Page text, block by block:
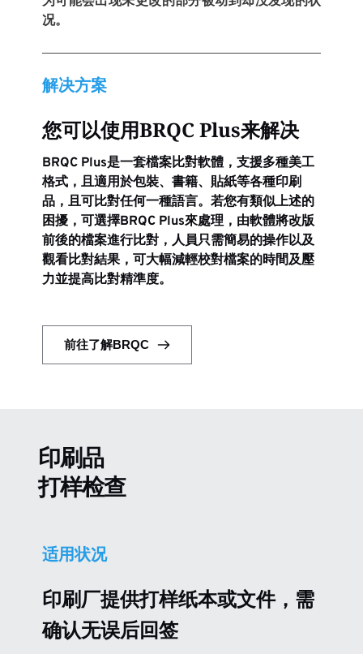
况。
解决方案
您可以使用BRQC Plus来解决
BRQC Plus是一套檔案比對軟體，支援多種美工
格式，且適用於包裝、書籍、貼紙等各種印刷
品，且可比對任何一種語言。若您有類似上述的
困擾，可選擇BRQC Plus來處理，由軟體將改版
前後的檔案進行比對，人員只需簡易的操作以及
觀看比對結果，可大幅減輕校對檔案的時間及壓
力並提高比對精準度。
前往了解BRQC
印刷品
打样检查
适用状况
印刷厂提供打样纸本或文件，需
确认无误后回签